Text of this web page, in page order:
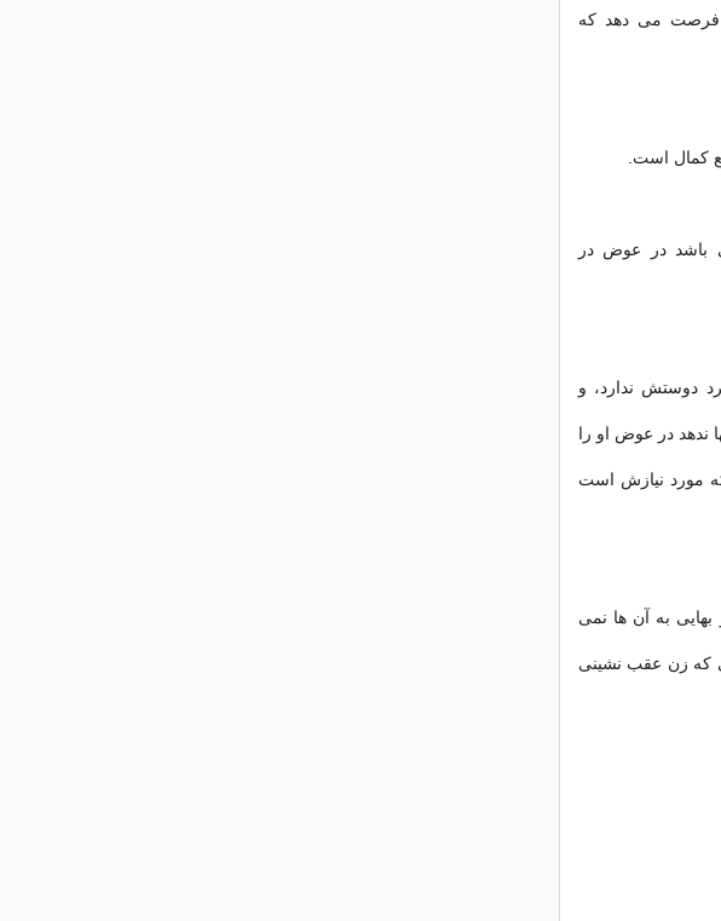
فرصت می دهد که
کمال است.
باشد در عوض در
دوستش ندارد، و
ندهد در عوض او را
مورد نیازش است
به آن ها نمی
که زن عقب نشینی